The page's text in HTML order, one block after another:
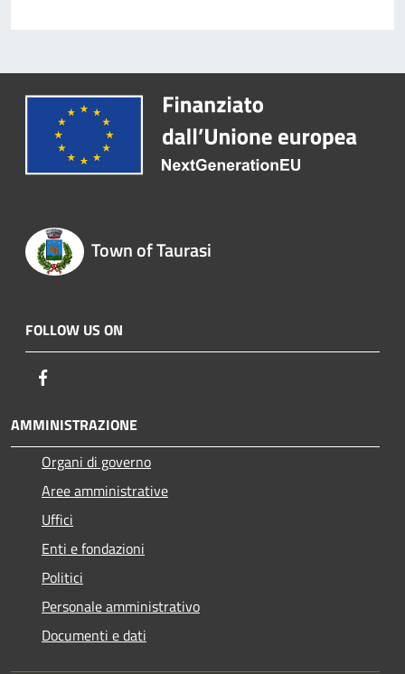
Town of Taurasi
FOLLOW US ON
AMMINISTRAZIONE
Organi di governo
Aree amministrative
Uffici
Enti e fondazioni
Politici
Personale amministrativo
Documenti e dati